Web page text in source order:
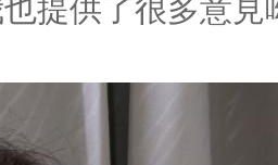
提供了很多意見